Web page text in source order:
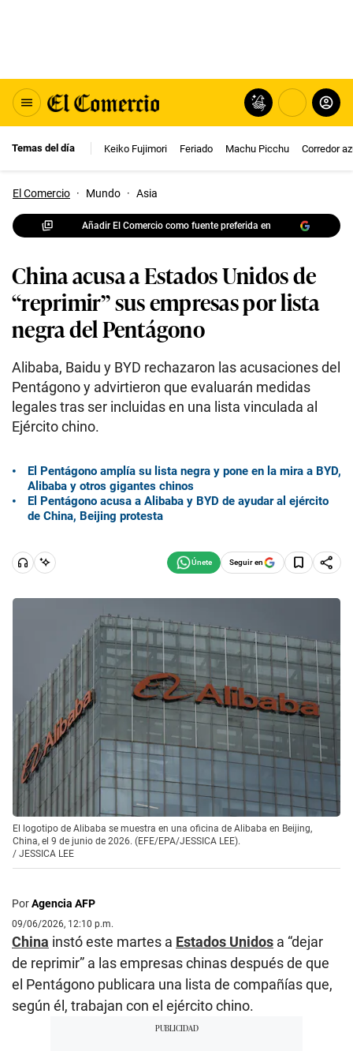
Temas del día Keiko Fujimori Feriado Machu Picchu Corredor
El Comercio · Mundo · Asia
Añadir El Comercio como fuente preferida en
China acusa a Estados Unidos de
“reprimir” sus empresas por lista
negra del Pentágono
Alibaba, Baidu y BYD rechazaron las acusaciones del
Pentágono y advirtieron que evaluarán medidas
legales tras ser incluidas en una lista vinculada al
Ejército chino.
El Pentágono amplía su lista negra y pone en la mira a BYD,
Alibaba y otros gigantes chinos
El Pentágono acusa a Alibaba y BYD de ayudar al ejército
de China, Beijing protesta
Seguir en
El logotipo de Alibaba se muestra en una oficina de Alibaba en Beijing,
China, el 9 de junio de 2026. (EFE/EPA/JESSICA LEE).
/ JESSICA LEE
PorAgencia AFP
09/06/2026, 12:10 p.m.
China instó este martes a Estados Unidos a “dejar
de reprimir” a las empresas chinas después de que
el Pentágono publicara una lista de compañías que,
según él, trabajan con el ejército chino.